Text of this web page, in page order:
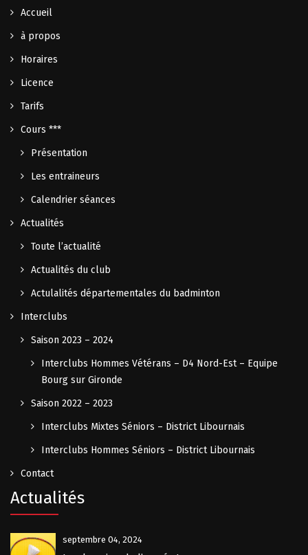
Accueil
à propos
Horaires
Licence
Tarifs
Cours ***
Présentation
Les entraineurs
Calendrier séances
Actualités
Toute l’actualité
Actualités du club
Actulalités départementales du badminton
Interclubs
Saison 2023 – 2024
Interclubs Hommes Vétérans – D4 Nord-Est – Equipe
Bourg sur Gironde
Saison 2022 – 2023
Interclubs Mixtes Séniors – District Libournais
Interclubs Hommes Séniors – District Libournais
Contact
Actualités
septembre 04, 2024